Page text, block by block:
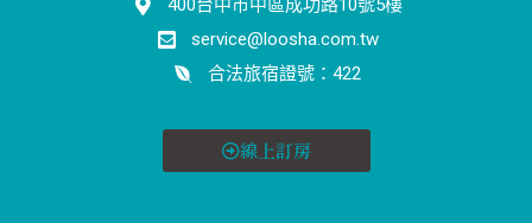
400台中市中區成功路10號5樓
service@loosha.com.tw
合法旅宿證號：422
線上訂房